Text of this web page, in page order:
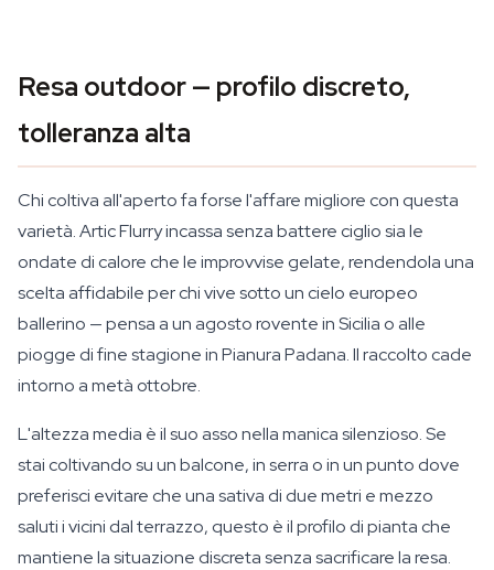
Resa outdoor — profilo discreto,
tolleranza alta
Chi coltiva all'aperto fa forse l'affare migliore con questa
varietà. Artic Flurry incassa senza battere ciglio sia le
ondate di calore che le improvvise gelate, rendendola una
scelta affidabile per chi vive sotto un cielo europeo
ballerino — pensa a un agosto rovente in Sicilia o alle
piogge di fine stagione in Pianura Padana. Il raccolto cade
intorno a metà ottobre.
L'altezza media è il suo asso nella manica silenzioso. Se
stai coltivando su un balcone, in serra o in un punto dove
preferisci evitare che una sativa di due metri e mezzo
saluti i vicini dal terrazzo, questo è il profilo di pianta che
mantiene la situazione discreta senza sacrificare la resa.